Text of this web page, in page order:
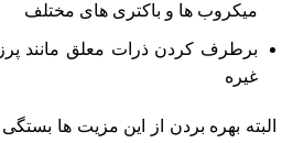
میکروب‌ ها و باکتری‌ های مختلف
برطرف کردن ذرات معلق مانند
غیره
البته بهره بردن از این مزیت‌ ها بستگی